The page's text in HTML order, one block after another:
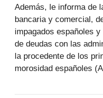
Además, le informa de
bancaria y comercial,
impagados españoles
de deudas con las
la procedente de los
morosidad españoles